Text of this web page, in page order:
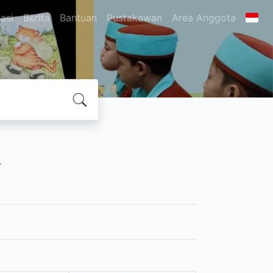
Berita Bantuan Pustakawan Area Anggota